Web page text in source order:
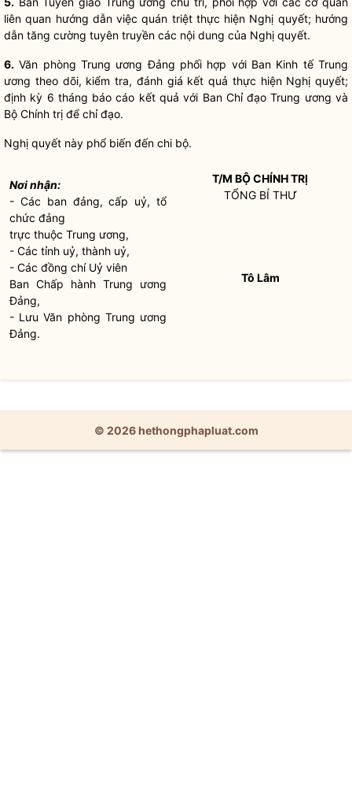
liên quan hướng dẫn việc quán triệt thực hiện Nghị quyết; hướng
dẫn tăng cường tuyên truyền các nội dung của Nghị quyết.
6. Văn phòng Trung ương Đảng phối hợp với Ban Kinh tế Trung
ương theo dõi, kiểm tra, đánh giá kết quả thực hiện Nghị quyết;
định kỳ 6 tháng báo cáo kết quả với Ban Chỉ đạo Trung ương và
Bộ Chính trị để chỉ đạo.
Nghị quyết này phổ biến đến chi bộ.
Nơi nhận:
- Các ban đảng, cấp uỷ, tổ
chức đảng
trực thuộc Trung ương,
- Các tỉnh uỷ, thành uỷ,
- Các đồng chí Uỷ viên
BanChấp hành Trung ương
Đảng,
- Lưu Văn phòng Trung ương
Đảng.
T/M BỘCHÍNH TRỊ
TỔNG BÍ THƯ
Tô Lâm
© 2026 hethongphapluat.com